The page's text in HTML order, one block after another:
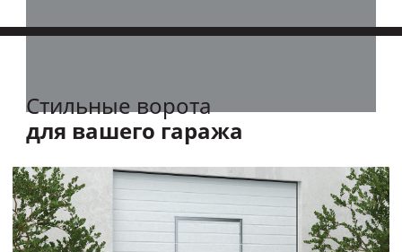
Стильные ворота
для вашего гаража